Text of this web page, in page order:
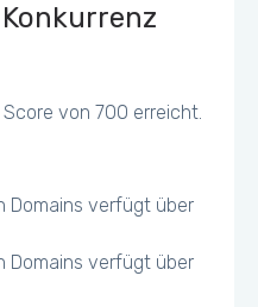
von 700 erreicht.
Domains verfügt über
Domains verfügt über